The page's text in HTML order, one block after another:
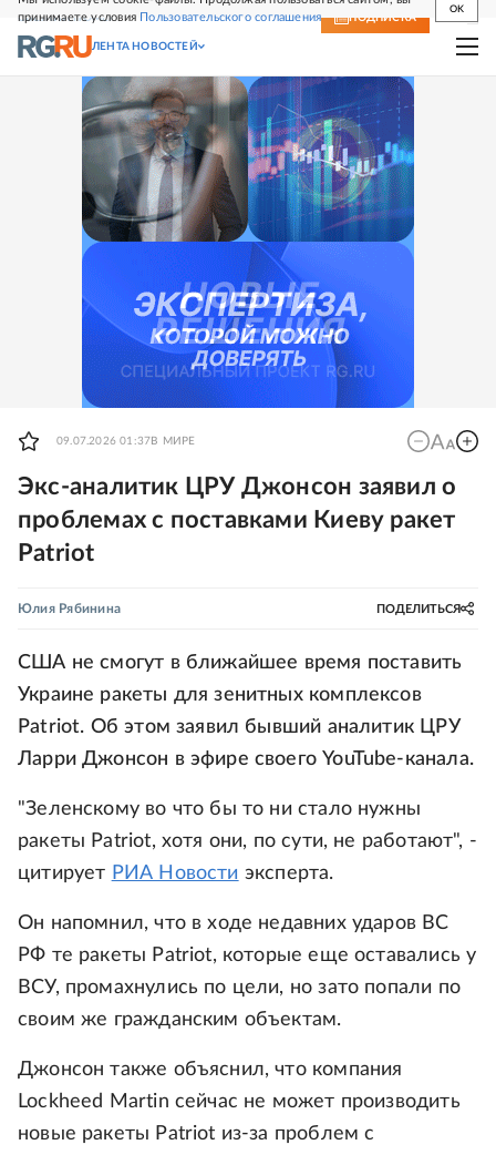
принимаете условия Пользовательского соглашения
OK
СВЕЖИЙ НОМЕР ПОДПИСКА
ЛЕНТА НОВОСТЕЙ
09.07.2026 01:37 В МИРЕ
Экс-аналитик ЦРУ Джонсон заявил о
проблемах с поставками Киеву ракет
Patriot
Юлия Рябинина ПОДЕЛИТЬСЯ
США не смогут в ближайшее время поставить
Украине ракеты для зенитных комплексов
Patriot. Об этом заявил бывший аналитик ЦРУ
Ларри Джонсон в эфире своего YouTube-канала.
"Зеленскому во что бы то ни стало нужны
ракеты Patriot, хотя они, по сути, не работают", -
цитирует РИА Новости эксперта.
Он напомнил, что в ходе недавних ударов ВС
РФ те ракеты Patriot, которые еще оставались у
ВСУ, промахнулись по цели, но зато попали по
своим же гражданским объектам.
Джонсон также объяснил, что компания
Lockheed Martin сейчас не может производить
новые ракеты Patriot из-за проблем с